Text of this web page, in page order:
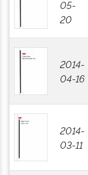
05-
20
2014-
04-16
2014-
03-11